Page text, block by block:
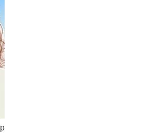
商品一覧を見る
商品一覧を見る
商品一覧を見る
商品一覧を見る
商品一覧を見る
商品一覧を見る
商品一覧を見る
商品一覧を見る